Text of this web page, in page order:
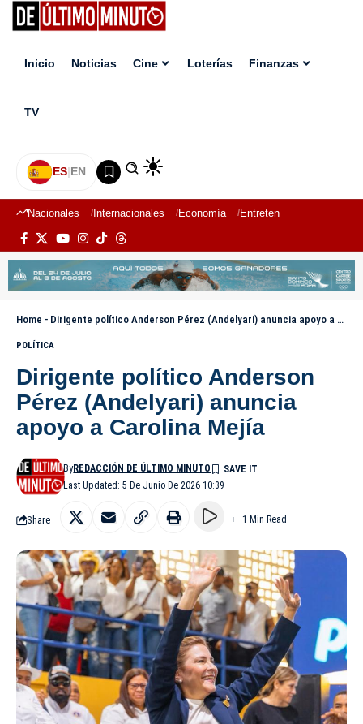
Inicio Noticias Cine Loterías Finanzas
TV
ES|EN
Nacionales Internacionales Economía Entretenimiento
Home - Dirigente político Anderson Pérez (Andelyari) anuncia apoyo a Carolina Mejía
POLÍTICA
Dirigente político Anderson
Pérez (Andelyari) anuncia
apoyo a Carolina Mejía
Last Updated: 5 De Junio De 2026 10:39
ByREDACCIÓN DE ÚLTIMO MINUTO
Share 1 Min Read